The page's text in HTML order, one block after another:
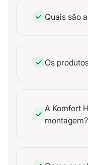
Quais são
Os
A Komfort
montagem?